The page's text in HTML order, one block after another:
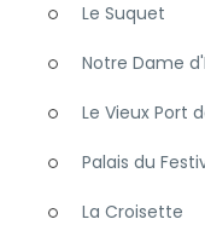
Le Suquet
Notre Dame
Le Vieux Port
Palais du
La Croisette